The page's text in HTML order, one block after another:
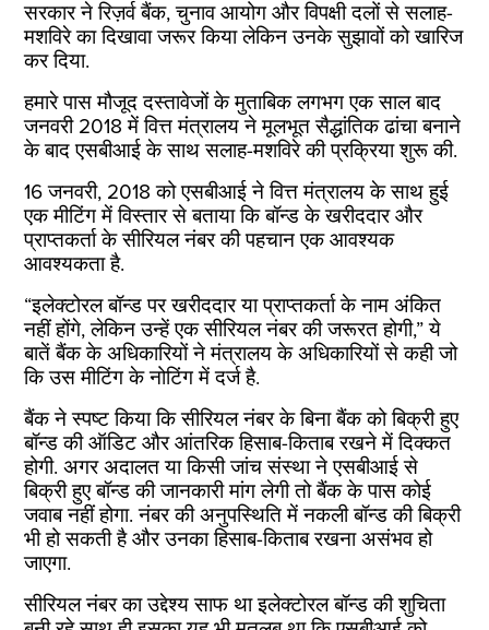
सरकार ने रिज़र्व बैंक, चुनाव आयोग और विपक्षी दलों से सलाह-
मशविरे का दिखावा जरूर किया लेकिन उनके सुझावों को खारिज
कर दिया.
हमारे पास मौजूद दस्तावेजों के मुताबिक लगभग एक साल बाद
जनवरी 2018 में वित्त मंत्रालय ने मूलभूत सैद्धांतिक ढांचा बनाने
के बाद एसबीआई के साथ सलाह-मशविरे की प्रक्रिया शुरू की.
16 जनवरी, 2018 को एसबीआई ने वित्त मंत्रालय के साथ हुई
एक मीटिंग में विस्तार से बताया कि बॉन्ड के खरीददार और
प्राप्तकर्ता के सीरियल नंबर की पहचान एक आवश्यक
आवश्यकता है.
“इलेक्टोरल बॉन्ड पर खरीददार या प्राप्तकर्ता के नाम अंकित
नहीं होंगे, लेकिन उन्हें एक सीरियल नंबर की जरूरत होगी,” ये
बातें बैंक के अधिकारियों ने मंत्रालय के अधिकारियों से कही जो
कि उस मीटिंग के नोटिंग में दर्ज है.
बैंक ने स्पष्ट किया कि सीरियल नंबर के बिना बैंक को बिक्री हुए
बॉन्ड की ऑडिट और आंतरिक हिसाब-किताब रखने में दिक्कत
होगी. अगर अदालत या किसी जांच संस्था ने एसबीआई से
बिक्री हुए बॉन्ड की जानकारी मांग लेगी तो बैंक के पास कोई
जवाब नहीं होगा. नंबर की अनुपस्थिति में नकली बॉन्ड की बिक्री
भी हो सकती है और उनका हिसाब-किताब रखना असंभव हो
जाएगा.
सीरियल नंबर का उद्देश्य साफ था इलेक्टोरल बॉन्ड की शुचिता